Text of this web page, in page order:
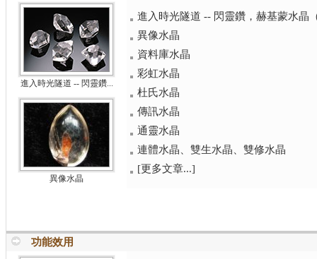
進入時光隧道 -- 閃靈鑽...
異像水晶
進入時光隧道 -- 閃靈鑽，赫基蒙水晶
異像水晶
資料庫水晶
彩虹水晶
杜氏水晶
傳訊水晶
通靈水晶
連體水晶、雙生水晶、雙修水晶
[更多文章...]
功能效用